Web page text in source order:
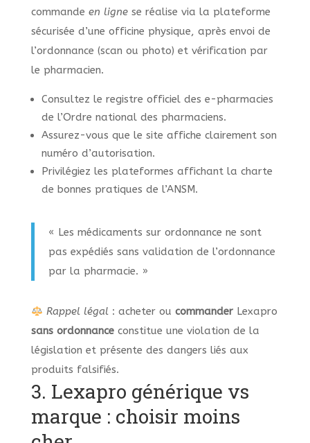
commande en lignese réalise via la plateforme
sécurisée d’une officine physique, après envoi de
l’ordonnance (scan ou photo) et vérification par
le pharmacien.
Consultez le registre officiel des e-pharmacies
de l’Ordre national des pharmaciens.
Assurez-vous que le site affiche clairement son
numéro d’autorisation.
Privilégiez les plateformes affichant la charte
de bonnes pratiques de l’ANSM.
« Les médicaments sur ordonnance ne sont
pas expédiés sans validation de l’ordonnance
par la pharmacie. »
Rappel légal: acheter ou commanderLexapro
sans ordonnanceconstitue une violation de la
législation et présente des dangers liés aux
produits falsifiés.
3. Lexapro générique vs
marque : choisir moins